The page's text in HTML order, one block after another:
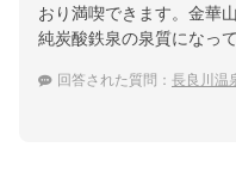
おり満喫できます。金華
純炭酸鉄泉の泉質になって
回答された質問： 長良川温泉｜